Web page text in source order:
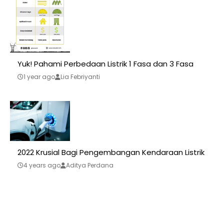
Yuk! Pahami Perbedaan Listrik 1 Fasa dan 3 Fasa
1 year ago Lia Febriyanti
2022 Krusial Bagi Pengembangan Kendaraan Listrik
4 years ago Aditya Perdana